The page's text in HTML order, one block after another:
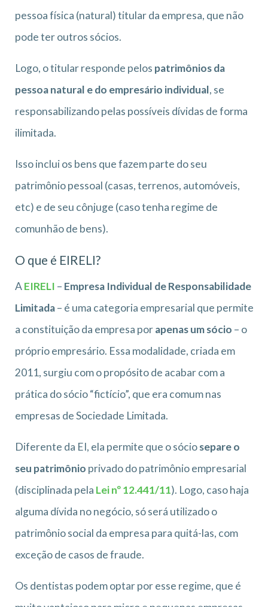
pessoa física (natural) titular da empresa, que não
pode ter outros sócios.
Logo, o titular responde pelos patrimônios da
pessoa natural e do empresário individual, se
responsabilizando pelas possíveis dívidas de forma
ilimitada.
Isso inclui os bens que fazem parte do seu
patrimônio pessoal (casas, terrenos, automóveis,
etc) e de seu cônjuge (caso tenha regime de
comunhão de bens).
O que é EIRELI?
AEIRELI – Empresa Individual de Responsabilidade
Limitada– é uma categoria empresarial que permite
a constituição da empresa porapenas um sócio – o
próprio empresário. Essa modalidade, criada em
2011, surgiu com o propósito de acabar com a
prática do sócio “fictício”, que era comum nas
empresas de Sociedade Limitada.
Diferente da EI, ela permite que o sóciosepare o
seu patrimônio privado do patrimônio empresarial
(disciplinada pela Lei nº 12.441/11). Logo, caso haja
alguma dívida no negócio, só será utilizado o
patrimônio social da empresa para quitá-las, com
exceção de casos de fraude.
Os dentistas podem optar por esse regime, que é